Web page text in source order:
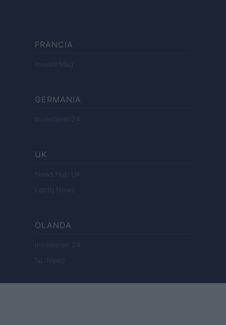
FRANCIA
InvestirMag
GERMANIA
Investieren24
UK
News Hub UK
Lgbtq News
OLANDA
Investeren 24
NL Newz